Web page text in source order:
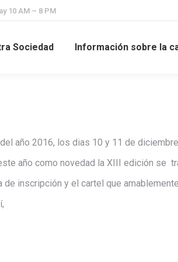
10 AM – 8 PM
Sociedad Información sobre la
año 2016, los dias 10 y 11 de
año como novedad la XIII edición se
de inscripción y el cartel que